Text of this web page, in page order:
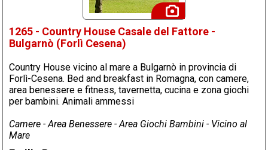
1265 - Country House Casale del Fattore -
Bulgarnò (Forlì Cesena)
Country House vicino al mare a Bulgarnò in provincia di
Forlì-Cesena. Bed and breakfast in Romagna, con camere,
area benessere e fitness, tavernetta, cucina e zona giochi
per bambini. Animali ammessi
Camere - Area Benessere - Area Giochi Bambini - Vicino al
Mare